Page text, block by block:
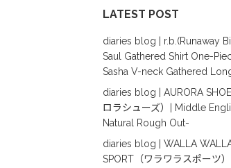
LATEST POST
diaries blog | r.b.(Runaway
Saul Gathered Shirt One-
Sasha V-neck Gathered
diaries blog | AURORA
ロラシューズ）| Middle
Natural Rough Out-
diaries blog | WALLA
SPORT（ワラワラスポーツ）|